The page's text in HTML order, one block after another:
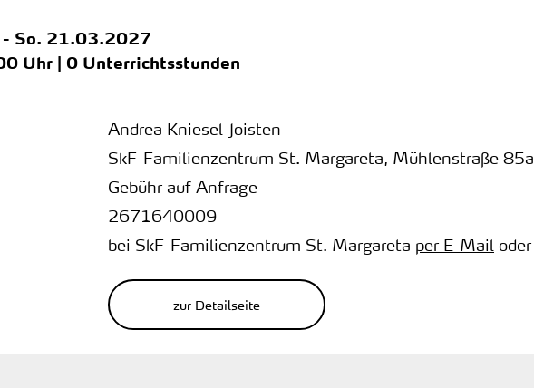
So. 21.03.2027
Uhr | 0 Unterrichtsstunden
Andrea Kniesel-Joisten
SkF-Familienzentrum St. Margareta, Mühlenstraße 85a
Gebühr auf Anfrage
2671640009
bei SkF-Familienzentrum St. Margareta per E-Mail oder
zur Detailseite